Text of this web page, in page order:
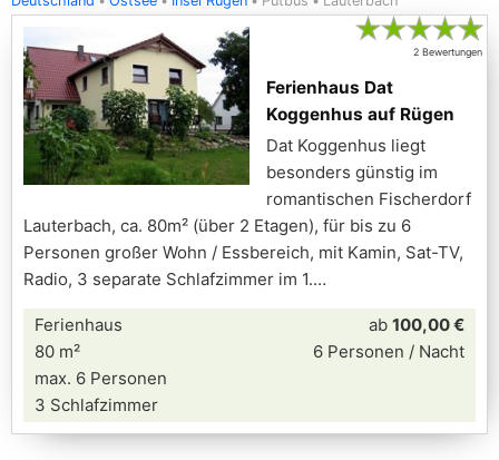
★★★★★
2 Bewertungen
Ferienhaus Dat
Koggenhus auf Rügen
Dat Koggenhus liegt
besonders günstig im
romantischen Fischerdorf
Lauterbach, ca. 80m² (über 2 Etagen), für bis zu 6
Personen großer Wohn / Essbereich, mit Kamin, Sat-TV,
Radio, 3 separate Schlafzimmer im 1.
Ferienhaus
80 m²
max. 6 Personen
3 Schlafzimmer
ab 100,00 €
6 Personen / Nacht